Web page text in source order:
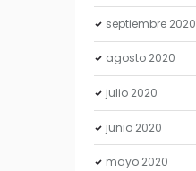
septiembre 2020
agosto 2020
julio 2020
junio 2020
mayo 2020